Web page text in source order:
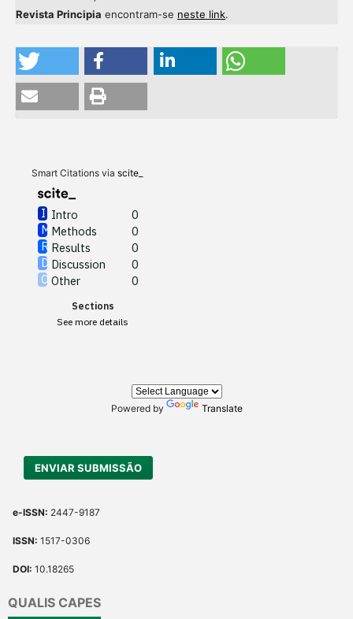
Revista Principia encontram-se neste link.
Smart Citations via scite_
Intro
0
Methods
0
Results
0
Discussion
0
Other
0
Sections
See more details
supports, mentions, or
contrasts the cited claim, and
Powered by Translate
ENVIAR SUBMISSÃO
e-ISSN: 2447-9187
ISSN: 1517-0306
DOI: 10.18265
QUALIS CAPES